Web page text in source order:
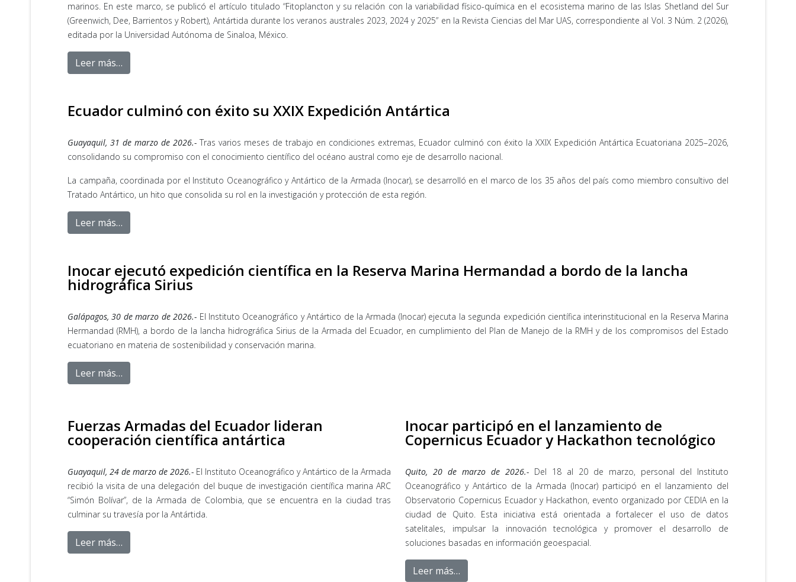
marinos. En este marco, se publicó el artículo titulado “Fitoplancton y su relación con la variabilidad físico-química en el ecosistema marino de las Islas Shetland del Sur
(Greenwich, Dee, Barrientos y Robert), Antártida durante los veranos australes 2023, 2024 y 2025” en la Revista Ciencias del Mar UAS, correspondiente al Vol. 3 Núm. 2 (2026),
editada por la Universidad Autónoma de Sinaloa, México.
Leer más…
Ecuador culminó con éxito su XXIX Expedición Antártica
Guayaquil, 31 de marzo de 2026.- Tras varios meses de trabajo en condiciones extremas, Ecuador culminó con éxito la XXIX Expedición Antártica Ecuatoriana 2025–2026,
consolidando su compromiso con el conocimiento científico del océano austral como eje de desarrollo nacional.
La campaña, coordinada por el Instituto Oceanográfico y Antártico de la Armada (Inocar), se desarrolló en el marco de los 35 años del país como miembro consultivo del
Tratado Antártico, un hito que consolida su rol en la investigación y protección de esta región.
Leer más…
Inocar ejecutó expedición científica en la Reserva Marina Hermandad a bordo de la lancha
hidrográfica Sirius
Galápagos, 30 de marzo de 2026.- El Instituto Oceanográfico y Antártico de la Armada (Inocar) ejecuta la segunda expedición científica interinstitucional en la Reserva Marina
Hermandad (RMH), a bordo de la lancha hidrográfica Sirius de la Armada del Ecuador, en cumplimiento del Plan de Manejo de la RMH y de los compromisos del Estado
ecuatoriano en materia de sostenibilidad y conservación marina.
Leer más…
Fuerzas Armadas del Ecuador lideran
cooperación científica antártica
Guayaquil, 24 de marzo de 2026.- El Instituto Oceanográfico y Antártico de la Armada
recibió la visita de una delegación del buque de investigación científica marina ARC
“Simón Bolívar”, de la Armada de Colombia, que se encuentra en la ciudad tras
culminar su travesía por la Antártida.
Leer más…
Inocar participó en el lanzamiento de
Copernicus Ecuador y Hackathon tecnológico
Quito, 20 de marzo de 2026.- Del 18 al 20 de marzo, personal del Instituto
Oceanográfico y Antártico de la Armada (Inocar) participó en el lanzamiento del
Observatorio Copernicus Ecuador y Hackathon, evento organizado por CEDIA en la
ciudad de Quito. Esta iniciativa está orientada a fortalecer el uso de datos
satelitales, impulsar la innovación tecnológica y promover el desarrollo de
soluciones basadas en información geoespacial.
Leer más…